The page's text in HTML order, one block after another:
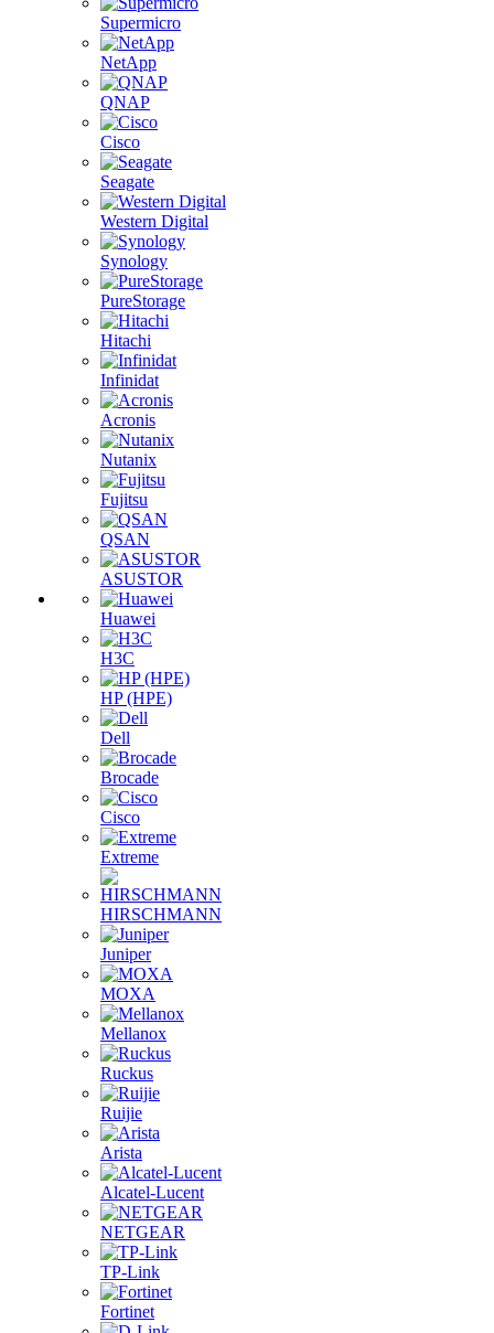
Supermicro
NetApp
QNAP
Cisco
Seagate
Western Digital
Synology
PureStorage
Hitachi
Infinidat
Acronis
Nutanix
Fujitsu
QSAN
ASUSTOR
Huawei
H3C
HP (HPE)
Dell
Brocade
Cisco
Extreme
HIRSCHMANN
Juniper
MOXA
Mellanox
Ruckus
Ruijie
Arista
Alcatel-Lucent
NETGEAR
TP-Link
Fortinet